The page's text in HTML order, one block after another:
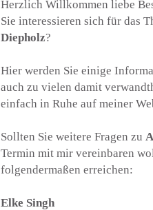
Herzlich Willkommen liebe
Sie interessieren sich für das
Diepholz?
Hier werden Sie einige
auch zu vielen damit
einfach in Ruhe auf meiner
Sollten Sie weitere Fragen zu
Termin mit mir vereinbaren
folgendermaßen erreichen:
Elke Singh